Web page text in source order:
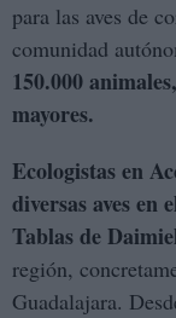
para las aves de
comunidad
150.000
mayores.
Ecologistas en
diversas aves
Tablas de
región,
Guadalajara.